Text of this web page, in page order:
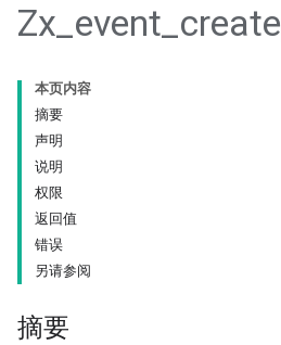
Zx_event_create
本页内容
摘要
声明
说明
权限
返回值
错误
另请参阅
摘要